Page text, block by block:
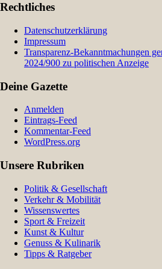
Rechtliches
Datenschutzerklärung
Impressum
Transparenz-Bekanntmachungen
2024/900 zu politischen Anzeige
Deine Gazette
Anmelden
Eintrags-Feed
Kommentar-Feed
WordPress.org
Unsere Rubriken
Politik & Gesellschaft
Verkehr & Mobilität
Wissenswertes
Sport & Freizeit
Kunst & Kultur
Genuss & Kulinarik
Tipps & Ratgeber